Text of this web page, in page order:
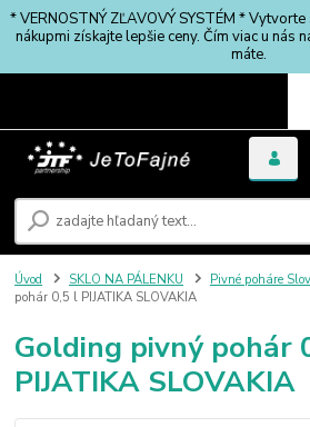
* VERNOSTNÝ ZĽAVOVÝ SYSTÉM *
nákupmi získajte lepšie ceny. Čím viac u nás
máte.
Úvod SKLO NA PÁLENKU Pivné poháre
pohár 0,5 l PIJATIKA SLOVAKIA
Golding pivný pohár
PIJATIKA SLOVAKIA